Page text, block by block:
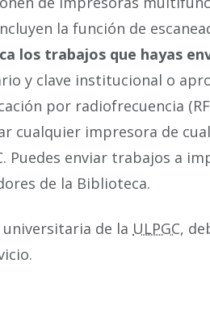
la función de
los trabajos que hayas
y clave institucional o
por radiofrecuencia
cualquier impresora de
Puedes enviar trabajos a
de la Biblioteca.
de la ULPGC,